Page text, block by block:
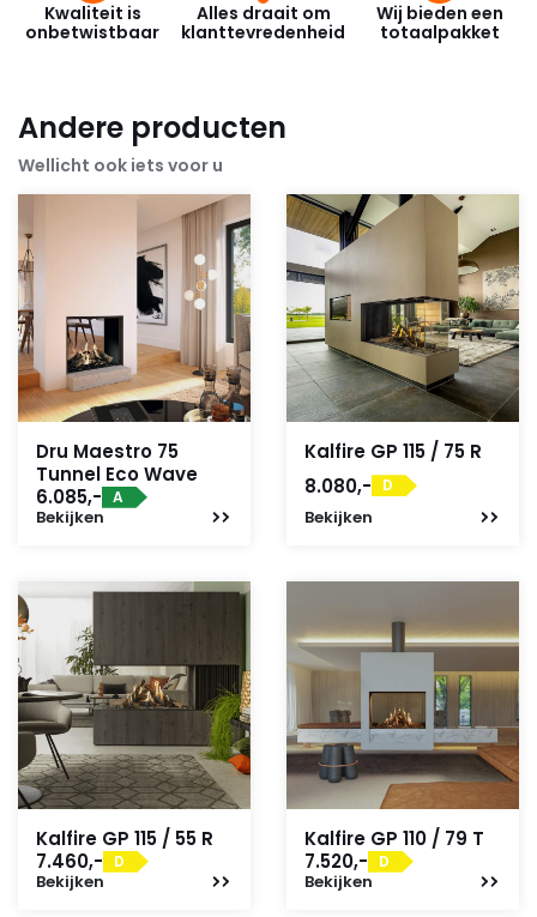
Kwaliteit is
onbetwistbaar
Alles draait om
klanttevredenheid
Wij bieden een
totaalpakket
Andere producten
Wellicht ook iets voor u
Dru Maestro 75
Tunnel Eco Wave
6.085,- A
Bekijken
Kalfire GP 115 / 75 R
8.080,-
D
Bekijken
Kalfire GP 115 / 55 R
7.460,-
D
Bekijken
Kalfire GP 110 / 79 T
7.520,-
D
Bekijken